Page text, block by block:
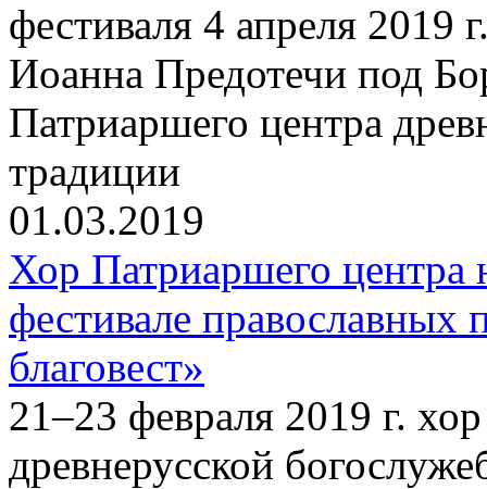
фестиваля 4 апреля 2019
Иоанна Предотечи под
Патриаршего центра
традиции
01.03.2019
Хор Патриаршего
фестивале
благовест»
21–23 февраля 2019 г.
древнерусской